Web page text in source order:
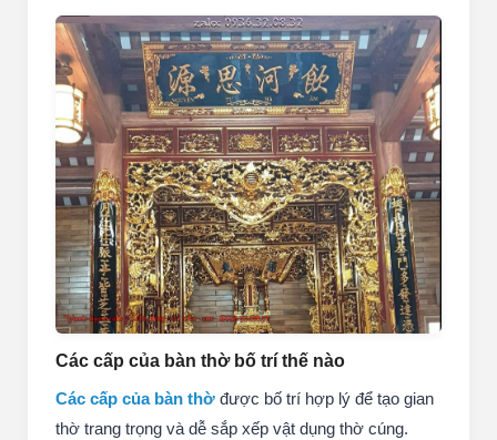
Các cấp của bàn thờ bố trí thế nào
Các cấp của bàn thờ được bố trí hợp lý để tạo gian
thờ trang trọng và dễ sắp xếp vật dụng thờ cúng.